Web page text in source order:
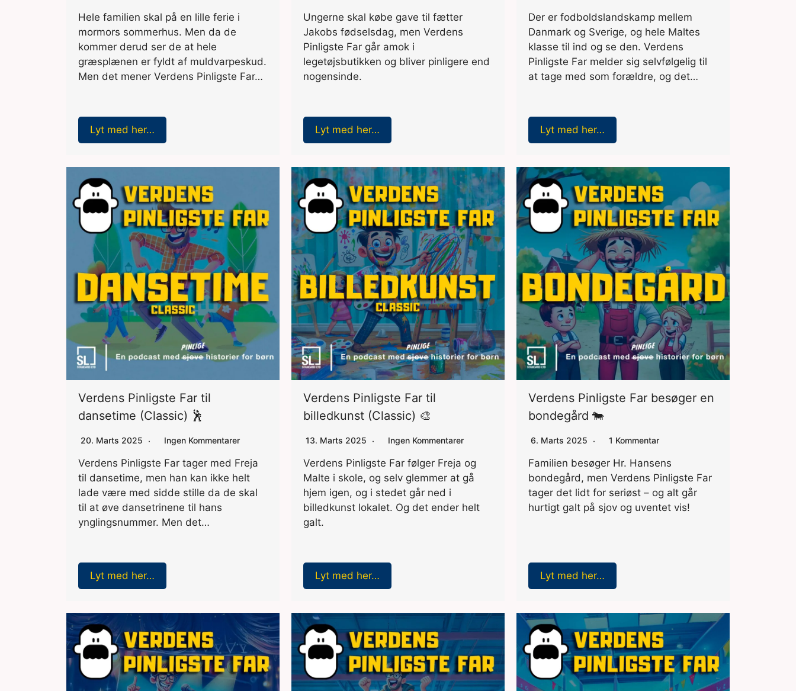
Hele familien skal på en lille ferie i
mormors sommerhus. Men da de
kommer derud ser de at hele
græsplænen er fyldt af muldvarpeskud.
Men det mener Verdens Pinligste Far…
Lyt med her…
Ungerne skal købe gave til fætter
Jakobs fødselsdag, men Verdens
Pinligste Far går amok i
legetøjsbutikken og bliver pinligere end
nogensinde.
Lyt med her…
Der er fodboldslandskamp mellem
Danmark og Sverige, og hele Maltes
klasse til ind og se den. Verdens
Pinligste Far melder sig selvfølgelig til
at tage med som forældre, og det…
Lyt med her…
Verdens Pinligste Far til
dansetime (Classic) 🕺
20. Marts 2025 Ingen Kommentarer
Verdens Pinligste Far tager med Freja
til dansetime, men han kan ikke helt
lade være med sidde stille da de skal
til at øve dansetrinene til hans
ynglingsnummer. Men det…
Lyt med her…
Verdens Pinligste Far til
billedkunst (Classic) 🎨
13. Marts 2025 Ingen Kommentarer
Verdens Pinligste Far følger Freja og
Malte i skole, og selv glemmer at gå
hjem igen, og i stedet går ned i
billedkunst lokalet. Og det ender helt
galt.
Lyt med her…
Verdens Pinligste Far besøger en
bondegård 🐄
6. Marts 2025 1 Kommentar
Familien besøger Hr. Hansens
bondegård, men Verdens Pinligste Far
tager det lidt for seriøst – og alt går
hurtigt galt på sjov og uventet vis!
Lyt med her…